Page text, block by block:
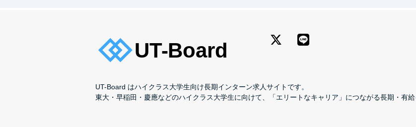
UT-Board はハイクラス大学生向け長期インターン求人サイトです。
東大・早稲田・慶應などのハイクラス大学生に向けて、「エリートなキャリア」につながる長期・有